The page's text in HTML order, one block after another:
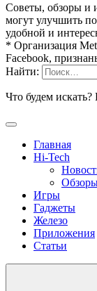
Советы, обзоры и
могут улучшить
удобной и
* Организация
Facebook,
Найти:
Что будем
Главная
Hi-Tech
Игры
Гаджеты
Железо
Приложения
Статьи